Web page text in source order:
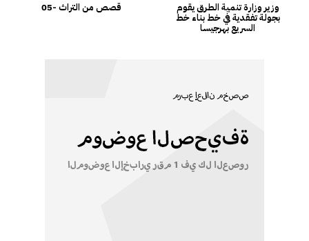
قصص من التراث -05 وزير وزارة تنمية الطرق يقوم
بجولة تفقدية في خط بناء خط
السريع بهرجيسا